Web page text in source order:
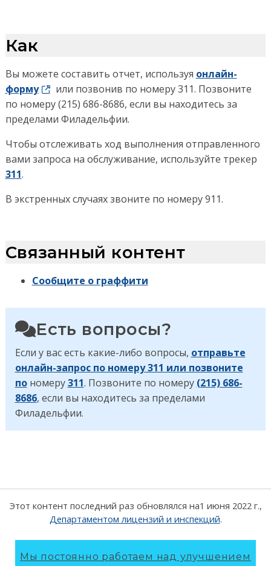
Как
Вы можете составить отчет, используя онлайн-
форму
или позвонив по номеру 311. Позвоните
по номеру (215) 686-8686, если вы находитесь за
пределами Филадельфии.
Чтобы отслеживать ход выполнения отправленного
вами запроса на обслуживание, используйте трекер
311.
В экстренных случаях звоните по номеру 911.
Связанный контент
Сообщите о граффити
Есть вопросы?
Если у вас есть какие-либо вопросы, отправьте
онлайн-запрос по номеру 311 или позвоните
пономеру311. Позвоните по номеру (215) 686-
8686, если вы находитесь за пределами
Филадельфии.
Этот контент последний раз обновлялся на1 июня 2022 г.,
Департаментом лицензий и инспекций.
Мы постоянно работаем над улучшением